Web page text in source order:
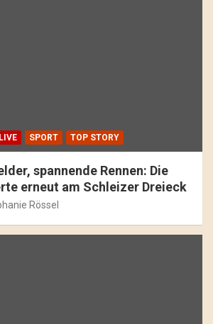
LIVE SPORT TOP STORY
spannende Rennen: Die
erneut am Schleizer Dreieck
Rössel